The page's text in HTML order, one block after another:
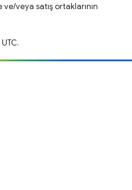
veya satış ortaklarının